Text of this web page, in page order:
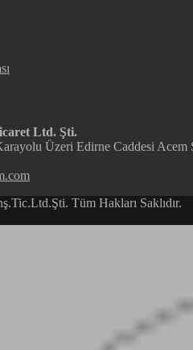
Ltd. Şti.
Üzeri Edirne Caddesi
Tüm Hakları Saklıdır.